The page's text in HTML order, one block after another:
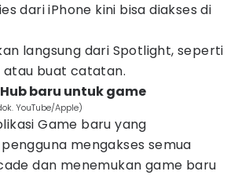
dari iPhone kini bisa diakses di
langsung dari Spotlight, seperti
atau buat catatan.
baru untuk game
YouTube/Apple)
Game baru yang
mengakses semua
dan menemukan game baru